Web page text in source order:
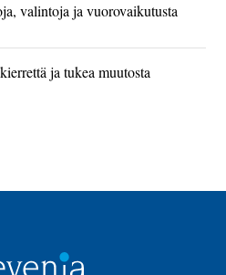
valintoja ja vuorovaikutusta
ja tukea muutosta